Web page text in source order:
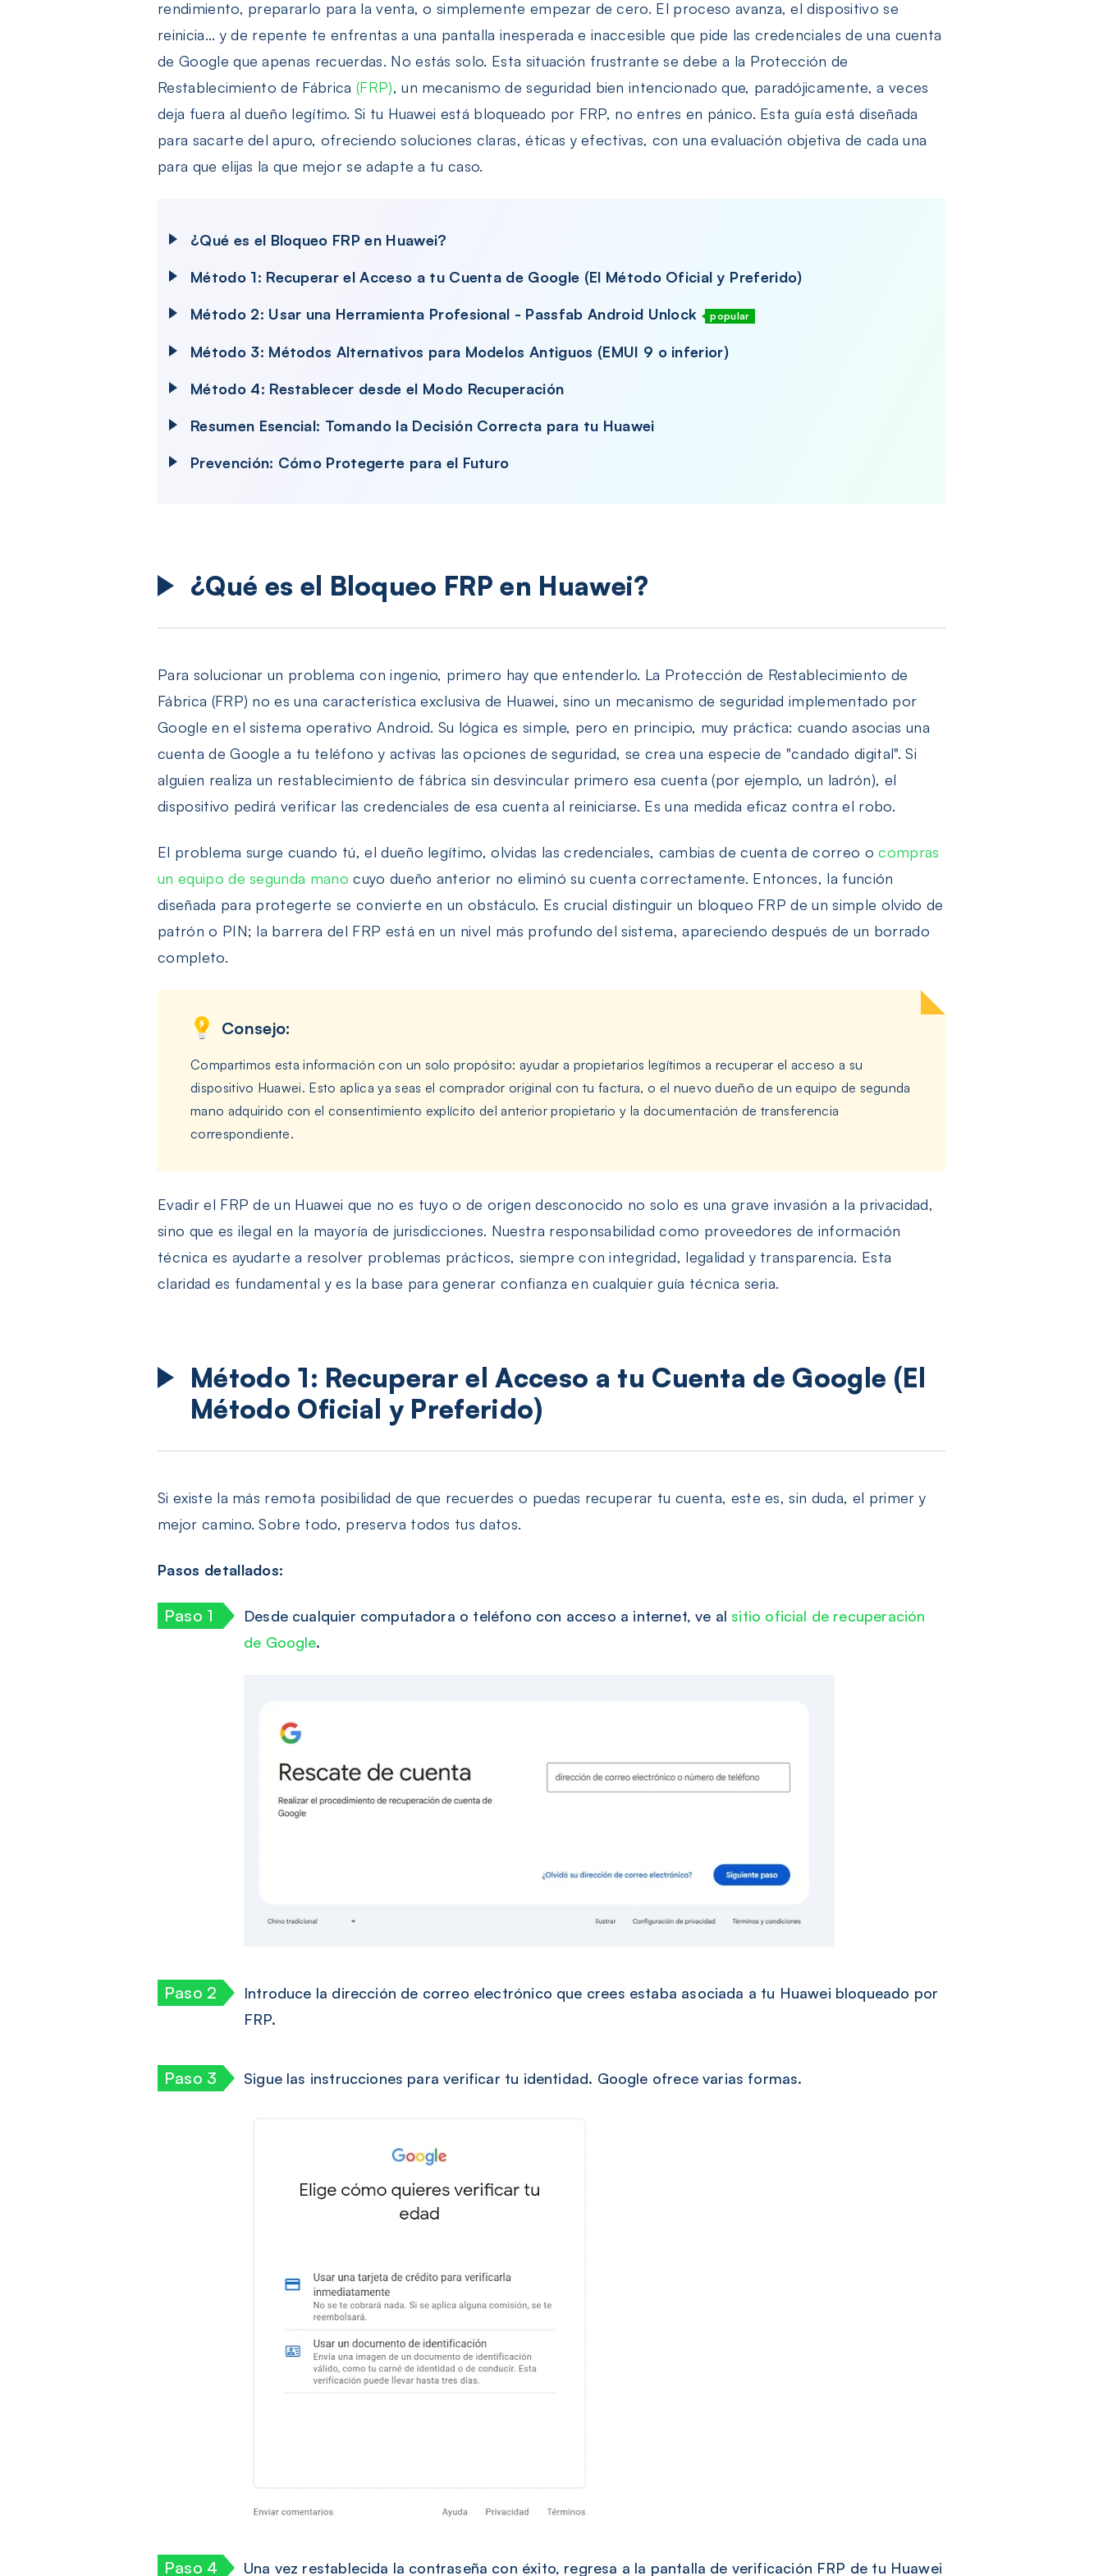
iPhone/iPad
rendimiento, prepararlo para la venta, o simplemente empezar de cero. El proceso avanza, el dispositivo se
reinicia... y de repente te enfrentas a una pantalla inesperada e inaccesible que pide las credenciales de una cuenta
de Google que apenas recuerdas. No estás solo. Esta situación frustrante se debe a la Protección de
Restablecimiento de Fábrica (FRP), un mecanismo de seguridad bien intencionado que, paradójicamente, a veces
deja fuera al dueño legítimo. Si tu Huawei está bloqueado por FRP, no entres en pánico. Esta guía está diseñada
para sacarte del apuro, ofreciendo soluciones claras, éticas y efectivas, con una evaluación objetiva de cada una
para que elijas la que mejor se adapte a tu caso.
¿Qué es el Bloqueo FRP en Huawei?
Método 1: Recuperar el Acceso a tu Cuenta de Google (El Método Oficial y Preferido)
Método 2: Usar una Herramienta Profesional - Passfab Android Unlock popular
Método 3: Métodos Alternativos para Modelos Antiguos (EMUI 9 o inferior)
Método 4: Restablecer desde el Modo Recuperación
Resumen Esencial: Tomando la Decisión Correcta para tu Huawei
Prevención: Cómo Protegerte para el Futuro
¿Qué es el Bloqueo FRP en Huawei?
Para solucionar un problema con ingenio, primero hay que entenderlo. La Protección de Restablecimiento de
Fábrica (FRP) no es una característica exclusiva de Huawei, sino un mecanismo de seguridad implementado por
Google en el sistema operativo Android. Su lógica es simple, pero en principio, muy práctica: cuando asocias una
cuenta de Google a tu teléfono y activas las opciones de seguridad, se crea una especie de "candado digital". Si
alguien realiza un restablecimiento de fábrica sin desvincular primero esa cuenta (por ejemplo, un ladrón), el
dispositivo pedirá verificar las credenciales de esa cuenta al reiniciarse. Es una medida eficaz contra el robo.
El problema surge cuando tú, el dueño legítimo, olvidas las credenciales, cambias de cuenta de correo ocompras
un equipo de segunda mano cuyo dueño anterior no eliminó su cuenta correctamente. Entonces, la función
diseñada para protegerte se convierte en un obstáculo. Es crucial distinguir un bloqueo FRP de un simple olvido de
patrón o PIN; la barrera del FRP está en un nivel más profundo del sistema, apareciendo después de un borrado
completo.
Consejo:
Compartimos esta información con un solo propósito: ayudar a propietarios legítimos a recuperar el acceso a su
dispositivo Huawei. Esto aplica ya seas el comprador original con tu factura, o el nuevo dueño de un equipo de segunda
mano adquirido con el consentimiento explícito del anterior propietario y la documentación de transferencia
correspondiente.
Evadir el FRP de un Huawei que no es tuyo o de origen desconocido no solo es una grave invasión a la privacidad,
sino que es ilegal en la mayoría de jurisdicciones. Nuestra responsabilidad como proveedores de información
técnica es ayudarte a resolver problemas prácticos, siempre con integridad, legalidad y transparencia. Esta
claridad es fundamental y es la base para generar confianza en cualquier guía técnica seria.
Método 1: Recuperar el Acceso a tu Cuenta de Google (El
Método Oficial y Preferido)
Si existe la más remota posibilidad de que recuerdes o puedas recuperar tu cuenta, este es, sin duda, el primer y
mejor camino. Sobre todo, preserva todos tus datos.
Pasos detallados:
Desde cualquier computadora o teléfono con acceso a internet, ve al sitio oficial de recuperación
de Google.
Introduce la dirección de correo electrónico que crees estaba asociada a tu Huawei bloqueado por
FRP.
Sigue las instrucciones para verificar tu identidad. Google ofrece varias formas.
Una vez restablecida la contraseña con éxito, regresa a la pantalla de verificación FRP de tu Huawei